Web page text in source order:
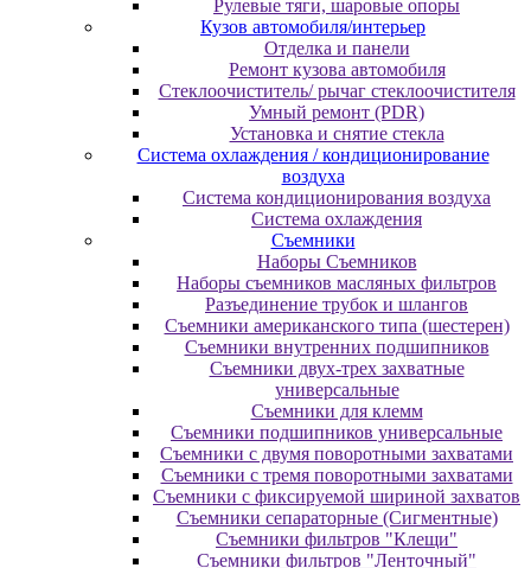
Рулевые тяги, шаровые опоры
Кузов автомобиля/интерьер
Отделка и панели
Ремонт кузова автомобиля
Стеклоочиститель/ рычаг стеклоочистителя
Умный ремонт (PDR)
Установка и снятие стекла
Система охлаждения / кондиционирование
воздуха
Система кондиционирования воздуха
Система охлаждения
Съемники
Наборы Съемников
Наборы съемников масляных фильтров
Разъединение трубок и шлангов
Съемники американского типа (шестерен)
Съемники внутренних подшипников
Съемники двух-трех захватные
универсальные
Съемники для клемм
Съемники подшипников универсальные
Съемники с двумя поворотными захватами
Съемники с тремя поворотными захватами
Съемники с фиксируемой шириной захватов
Съемники сепараторные (Сигментные)
Съемники фильтров "Клещи"
Съемники фильтров "Ленточный"